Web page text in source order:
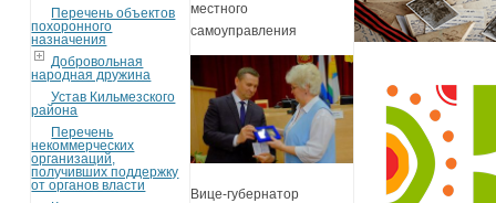
Перечень объектов
похоронного
назначения
Добровольная
народная дружина
Устав Кильмезского
района
Перечень
некоммерческих
организаций,
получивших поддержку
от органов власти
местного
самоуправления
Вице-губернатор